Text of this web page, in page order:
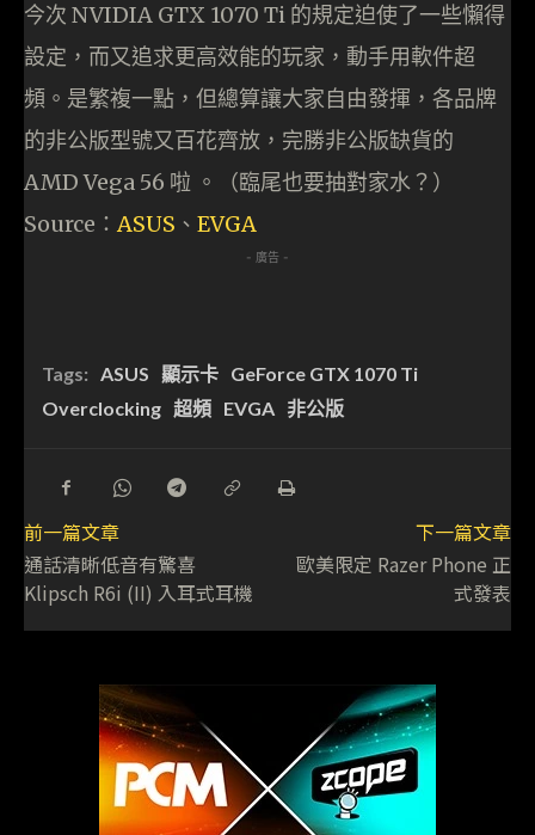
今次 NVIDIA GTX 1070 Ti 的規定迫使了一些懶得
設定，而又追求更高效能的玩家，動手用軟件超
頻。是繁複一點，但總算讓大家自由發揮，各品牌
的非公版型號又百花齊放，完勝非公版缺貨的
AMD Vega 56 啦 。（臨尾也要抽對家水？）
Source：ASUS 、 EVGA
- 廣告 -
Tags: ASUS 顯示卡 GeForce GTX 1070 Ti
Overclocking 超頻 EVGA 非公版
前一篇文章
通話清晰低音有驚喜
Klipsch R6i (II) 入耳式耳機
下一篇文章
歐美限定 Razer Phone 正
式發表